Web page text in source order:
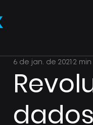
6 de jan. de 2021 2